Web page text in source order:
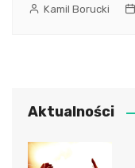
Kamil Borucki
Aktualności